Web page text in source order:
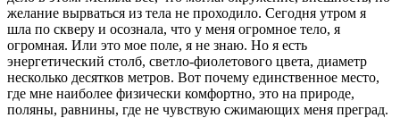
желание вырваться из тела не проходило. Сегодня утром я
шла по скверу и осознала, что у меня огромное тело, я
огромная. Или это мое поле, я не знаю. Но я есть
энергетический столб, светло-фиолетового цвета, диаметр
несколько десятков метров. Вот почему единственное место,
где мне наиболее физически комфортно, это на природе,
поляны, равнины, где не чувствую сжимающих меня преград.